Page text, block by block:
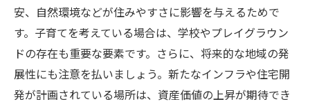
安、自然環境などが住みやすさに影響を与えるためで
す。子育てを考えている場合は、学校やプレイグラウン
ドの存在も重要な要素です。さらに、将来的な地域の発
展性にも注意を払いましょう。新たなインフラや住宅開
発が計画されている場所は、資産価値の上昇が期待でき